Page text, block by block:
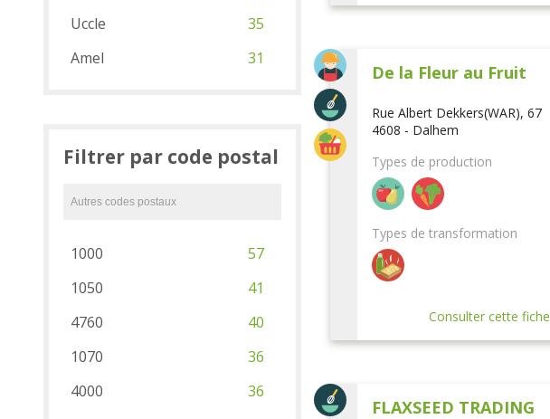
De la Fleur au Fruit
Rue Albert Dekkers(WAR), 67
4608 - Dalhem
Types de production
Types de transformation
Consulter cette fiche
FLAXSEED TRADING
Uccle
35
Amel
31
Filtrer par code postal
1000
57
1050
41
4760
40
1070
36
4000
36